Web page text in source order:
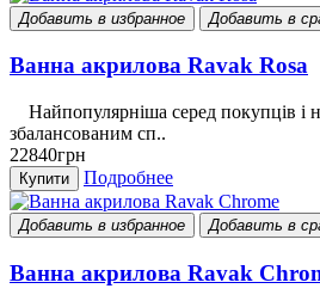
Добавить в избранное Добавить в
Ванна акрилова Ravak Rosa
Найпопулярніша серед покупців і
збалансованим сп..
22840грн
Купити Подробнее
Добавить в избранное Добавить в
Ванна акрилова Ravak